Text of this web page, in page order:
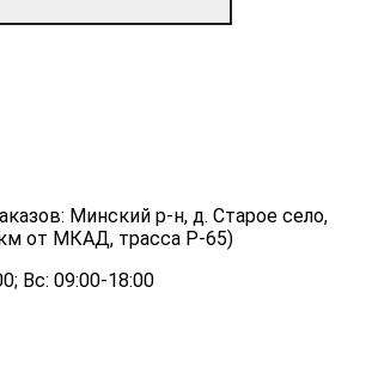
Минский р-н, д. Старое село,
от МКАД, трасса P-65)
Вс: 09:00-18:00